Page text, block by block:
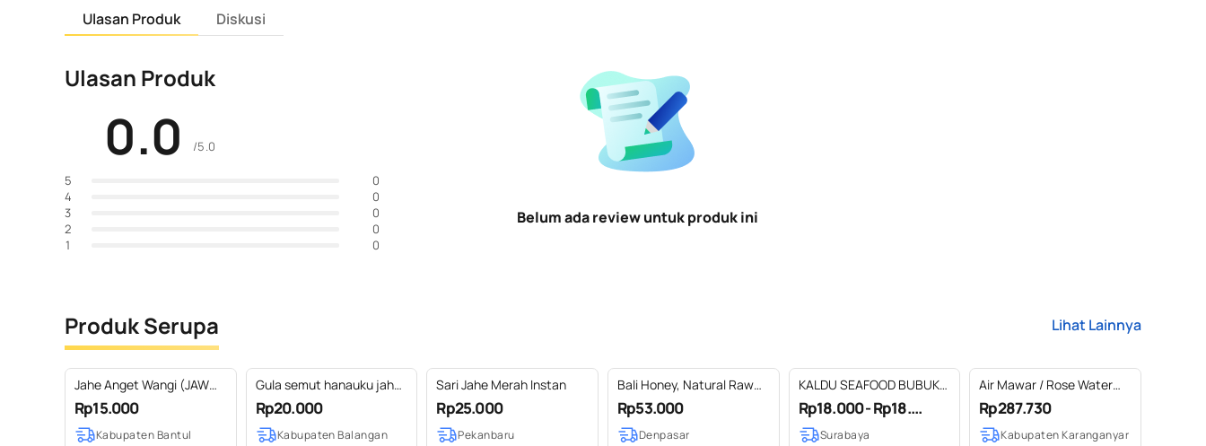
Ulasan Produk Diskusi
Ulasan Produk
0.0 /5.0
5
0
4
0
3
0
2
0
1
0
Belum ada review untuk produk ini
Produk Serupa Lihat Lainnya
Jahe Anget Wangi (JAW@)
– jahe merah serbuk
Rp15.000
Kabupaten Bantul
Gula semut hanauku jahe
pasak bumi
Rp20.000
Kabupaten Balangan
Sari Jahe Merah Instan
Rp25.000
Pekanbaru
Bali Honey, Natural Raw
Honey 150gr /pcs
Rp53.000
Denpasar
KALDU SEAFOOD BUBUK
TANPA MSG
Rp18.000 - Rp18....
Surabaya
Air Mawar / Rose Water
Hydrosol 100% Pure (2 L)
Rp287.730
Kabupaten Karanganyar